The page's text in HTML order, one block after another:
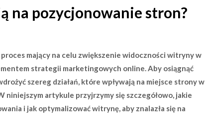
na pozycjonowanie stron?
mający na celu zwiększenie widoczności witryny w
strategii marketingowych online. Aby osiągnąć
szereg działań, które wpływają na miejsce strony w
niniejszym artykule przyjrzymy się szczegółowo, jakie
i jak optymalizować witrynę, aby znalazła się na